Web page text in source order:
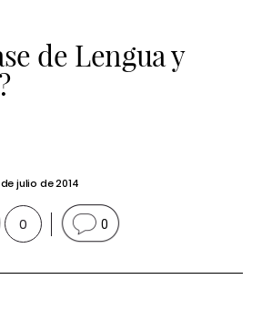
de Lengua y
julio de 2014
0 0